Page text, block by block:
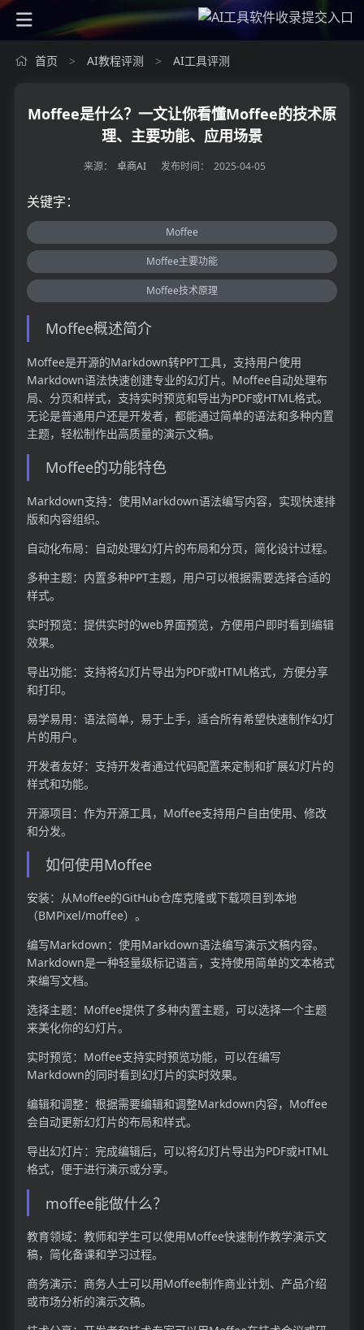
首页 > AI教程评测 > AI工具评测
Moffee是什么？一文让你看懂Moffee的技术原
理、主要功能、应用场景
来源： 卓商AI 发布时间： 2025-04-05
关键字：
Moffee
Moffee主要功能
Moffee技术原理
Moffee概述简介
Moffee是开源的Markdown转PPT工具，支持用户使用
Markdown语法快速创建专业的幻灯片。Moffee自动处理布
局、分页和样式，支持实时预览和导出为PDF或HTML格式。
无论是普通用户还是开发者，都能通过简单的语法和多种内置
主题，轻松制作出高质量的演示文稿。
Moffee的功能特色
Markdown支持：使用Markdown语法编写内容，实现快速排
版和内容组织。
自动化布局：自动处理幻灯片的布局和分页，简化设计过程。
多种主题：内置多种PPT主题，用户可以根据需要选择合适的
样式。
实时预览：提供实时的web界面预览，方便用户即时看到编辑
效果。
导出功能：支持将幻灯片导出为PDF或HTML格式，方便分享
和打印。
易学易用：语法简单，易于上手，适合所有希望快速制作幻灯
片的用户。
开发者友好：支持开发者通过代码配置来定制和扩展幻灯片的
样式和功能。
开源项目：作为开源工具，Moffee支持用户自由使用、修改
和分发。
如何使用Moffee
安装：从Moffee的GitHub仓库克隆或下载项目到本地
（BMPixel/moffee）。
编写Markdown：使用Markdown语法编写演示文稿内容。
Markdown是一种轻量级标记语言，支持使用简单的文本格式
来编写文档。
选择主题：Moffee提供了多种内置主题，可以选择一个主题
来美化你的幻灯片。
实时预览：Moffee支持实时预览功能，可以在编写
Markdown的同时看到幻灯片的实时效果。
编辑和调整：根据需要编辑和调整Markdown内容，Moffee
会自动更新幻灯片的布局和样式。
导出幻灯片：完成编辑后，可以将幻灯片导出为PDF或HTML
格式，便于进行演示或分享。
moffee能做什么？
教育领域：教师和学生可以使用Moffee快速制作教学演示文
稿，简化备课和学习过程。
商务演示：商务人士可以用Moffee制作商业计划、产品介绍
或市场分析的演示文稿。